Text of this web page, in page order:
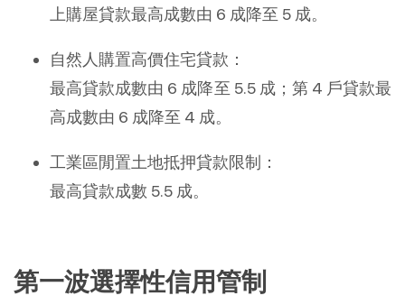
上購屋貸款最高成數由 6 成降至 5 成。
自然人購置高價住宅貸款：
最高貸款成數由 6 成降至 5.5 成；第 4 戶貸款最
高成數由 6 成降至 4 成。
工業區閒置土地抵押貸款限制：
最高貸款成數 5.5 成。
第一波選擇性信用管制